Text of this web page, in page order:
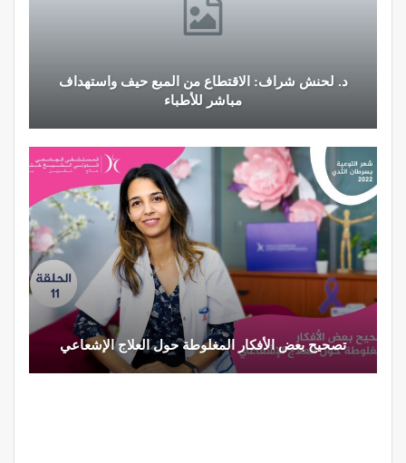
د. لحنش شراف: الاقتطاع من المبع حيف واستهداف
مباشر للأطباء
تصحيح بعض الأفكار المغلوطة حول العلاج الإشعاعي